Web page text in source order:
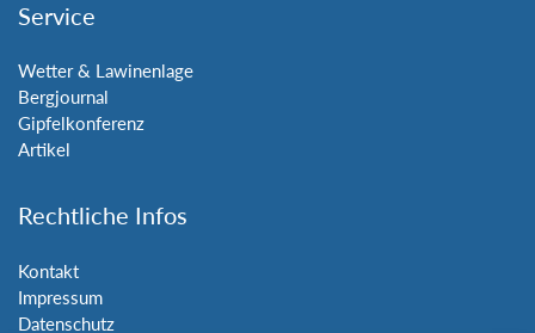
Service
Wetter & Lawinenlage
Bergjournal
Gipfelkonferenz
Artikel
Rechtliche Infos
Kontakt
Impressum
Datenschutz